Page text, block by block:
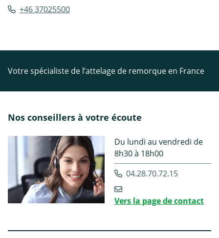
+46 37025500
Votre spécialiste de l’attelage de remorque en France
Nos conseillers à votre écoute
Du lundi au vendredi de
8h30 à 18h00
04.28.70.72.15
Vers la page de contact